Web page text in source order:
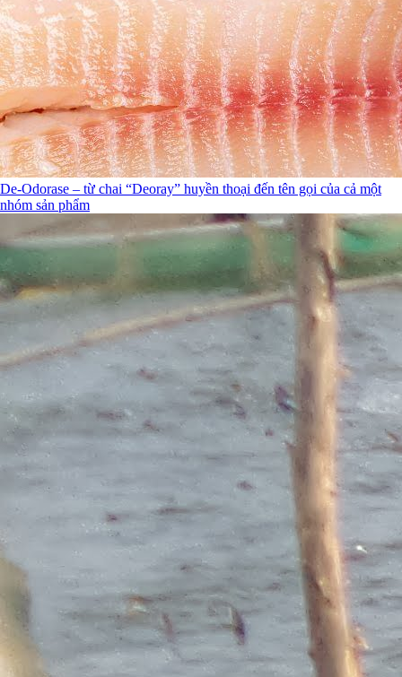
De-Odorase – từ chai “Deoray” huyền thoại đến tên gọi của cả một
nhóm sản phẩm